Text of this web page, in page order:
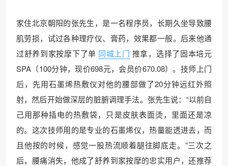
家住北京朝阳的张先生，是一名程序员，长期久坐导致腰
肌劳损，试过各种理疗仪、膏药，效果都一般。后来他通
过舒养到家按摩下了单 同城上门 推拿，选择了固本培元
SPA（100分钟，现价698元，会员价670.08）。技师上门
后，先用石墨烯热敷仪对他的腰部做了20分钟远红外照
射，然后开始做深层的脏腑调理手法。张先生说：“以前自
己用那种插电的热敷袋，只是皮肤表面烫，里面还是凉
的。这次技师用的是专业的石墨烯仪，热量能透进去，而
且他按的时候，感觉一股热流顺着腿往脚底走。”三次之
后，腰痛消失，他成了舒养到家按摩的忠实用户，还推荐